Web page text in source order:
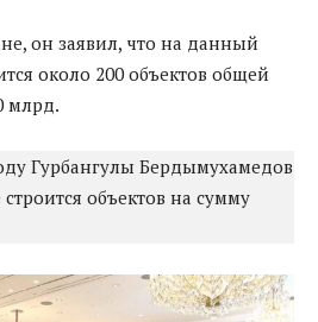
он заявил, что на данный
около 200 объектов общей
млрд.
Гурбангулы Бердымухамедов
строится объектов на сумму